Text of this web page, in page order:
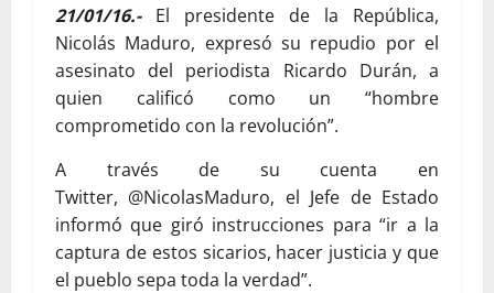
21/01/16.-El presidente de la República,
Nicolás Maduro, expresó su repudio por el
asesinato del periodista Ricardo Durán, a
quien calificó como un “hombre
comprometido con la revolución”.
A través de su cuenta en
Twitter, @NicolasMaduro, el Jefe de Estado
informó que giró instrucciones para “ir a la
captura de estos sicarios, hacer justicia y que
el pueblo sepa toda la verdad”.